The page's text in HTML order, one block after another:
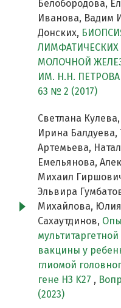
Белобородова,
Иванова, Вадим
Донских,
ЛИМФАТИЧЕСКИХ
МОЛОЧНОЙ
ИМ. Н.Н. ПЕТРОВА
63 № 2 (2017)
Светлана
Ирина Балдуева,
Артемьева,
Емельянова,
Михаил
Эльвира
Михайлова,
Сахаутдинов,
вакцины у
глиомой
гене H3 K27 ,
(2023)